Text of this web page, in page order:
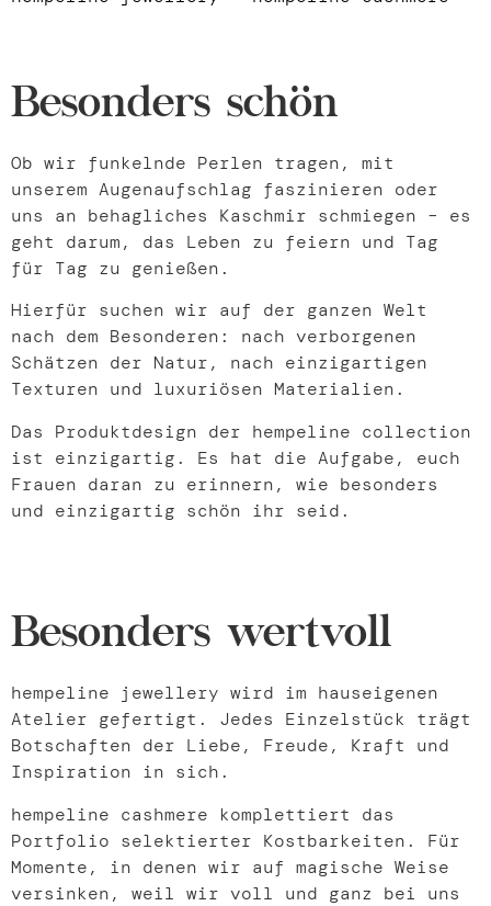
Besonders schön
Ob wir funkelnde Perlen tragen, mit
unserem Augenaufschlag faszinieren oder
uns an behagliches Kaschmir schmiegen – es
geht darum, das Leben zu feiern und Tag
für Tag zu genießen.
Hierfür suchen wir auf der ganzen Welt
nach dem Besonderen: nach verborgenen
Schätzen der Natur, nach einzigartigen
Texturen und luxuriösen Materialien.
Das Produktdesign der hempeline collection
ist einzigartig. Es hat die Aufgabe, euch
Frauen daran zu erinnern, wie besonders
und einzigartig schön ihr seid.
Besonders wertvoll
hempeline jewellery wird im hauseigenen
Atelier gefertigt. Jedes Einzelstück trägt
Botschaften der Liebe, Freude, Kraft und
Inspiration in sich.
hempeline cashmere komplettiert das
Portfolio selektierter Kostbarkeiten. Für
Momente, in denen wir auf magische Weise
versinken, weil wir voll und ganz bei uns